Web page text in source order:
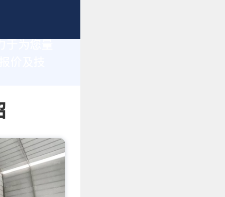
及技